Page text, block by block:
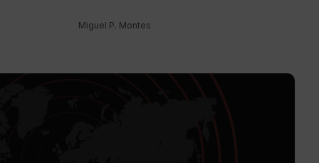
Miguel P. Montes